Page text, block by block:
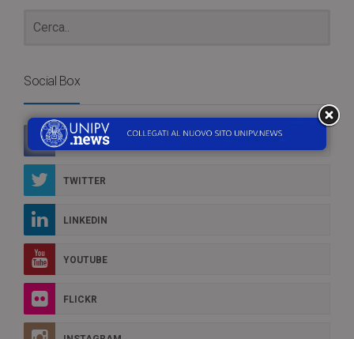
Social Box
FACEBOOK
TWITTER
LINKEDIN
YOUTUBE
FLICKR